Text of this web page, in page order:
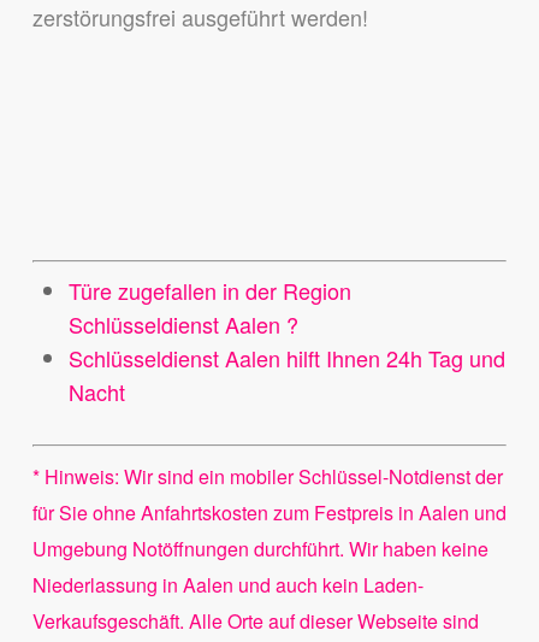
zerstörungsfrei ausgeführt werden!
Türe zugefallen in der Region
Schlüsseldienst Aalen ?
Schlüsseldienst Aalen hilft Ihnen 24h Tag und
Nacht
* Hinweis: Wir sind ein mobiler Schlüssel-Notdienst der
für Sie ohne Anfahrtskosten zum Festpreis in Aalen und
Umgebung Notöffnungen durchführt. Wir haben keine
Niederlassung in Aalen und auch kein Laden-
Verkaufsgeschäft. Alle Orte auf dieser Webseite sind